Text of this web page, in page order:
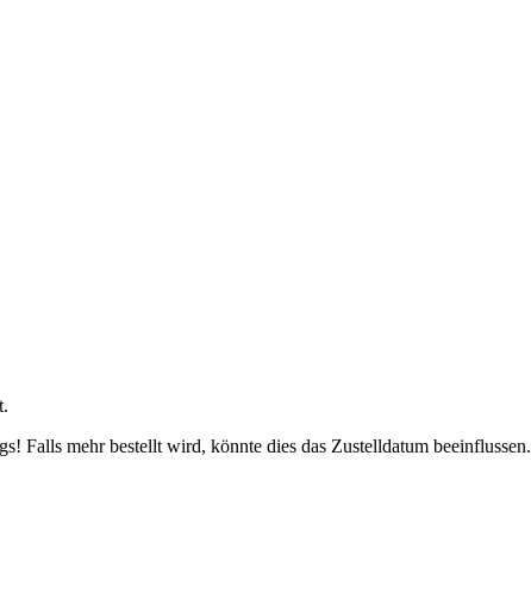
Falls mehr bestellt wird, könnte dies das Zustelldatum beeinflussen.